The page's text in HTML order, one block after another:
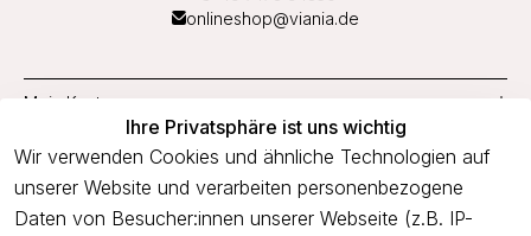
Ihre Privatsphäre ist uns wichtig
Wir verwenden Cookies und ähnliche Technologien auf
unserer Website und verarbeiten personenbezogene
Daten von Besucher:innen unserer Webseite (z.B. IP-
onlineshop@viania.de
Mein Konto
Service
Unternehmen